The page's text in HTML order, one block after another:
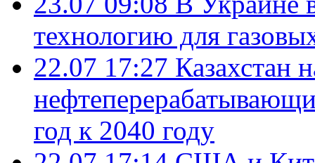
технологию для
22.07 17:27 Казахстан
год к 2040 году